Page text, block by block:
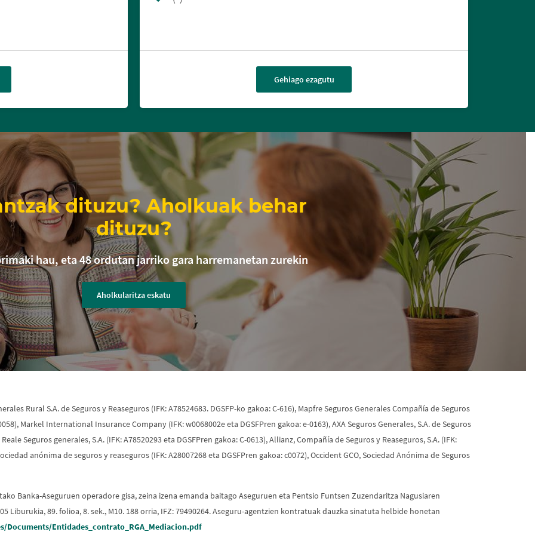
Gehiago ezagutu
dituzu? Aholkuak behar
dituzu?
hau, eta 48 ordutan jarriko gara harremanetan zurekin
Aholkularitza eskatu
Rural S.A. de Seguros y Reaseguros (IFK: A78524683. DGSFP-ko gakoa: C-616), Mapfre Seguros Generales Compañía de Seguros
Markel International Insurance Company (IFK: w0068002e eta DGSFPren gakoa: e-0163), AXA Seguros Generales, S.A. de Seguros
Seguros generales, S.A. (IFK: A78520293 eta DGSFPren gakoa: C-0613), Allianz, Compañía de Seguros y Reaseguros, S.A. (IFK:
anónima de seguros y reaseguros (IFK: A28007268 eta DGSFPren gakoa: c0072), Occident GCO, Sociedad Anónima de Seguros
Banka-Aseguruen operadore gisa, zeina izena emanda baitago Aseguruen eta Pentsio Funtsen Zuzendaritza Nagusiaren
Liburukia, 89. folioa, 8. sek., M10. 188 orria, IFZ: 79490264. Aseguru-agentzien kontratuak dauzka sinatuta helbide honetan
Documents/Entidades_contrato_RGA_Mediacion.pdf